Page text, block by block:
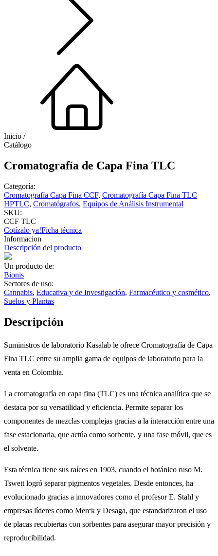
Inicio /
Catálogo
Cromatografía de Capa Fina TLC
Categoría:
Cromatografía Capa Fina CCF, Cromatografía Capa Fina TLC
HPTLC, Cromatógrafos, Equipos de Análisis Instrumental
SKU:
CCF TLC
Cotízalo ya!Ficha técnica
Informacion
Descripción del producto
Un producto de:
Bionis
Sectores de uso:
Cannabis, Educativa y de Investigación, Farmacéutico y cosmético,
Suelos y Plantas
Descripción
Suministros de laboratorio Kasalab le ofrece Cromatografía de Capa
Fina TLC entre su amplia gama de equipos de laboratorio para la
venta en Colombia.
La cromatografía en capa fina (TLC) es una técnica analítica que se
destaca por su versatilidad y eficiencia. Permite separar los
componentes de mezclas complejas gracias a la interacción entre una
fase estacionaria, que actúa como sorbente, y una fase móvil, que es
el solvente.
Esta técnica tiene sus raíces en 1903, cuando el botánico ruso M.
Tswett logró separar pigmentos vegetales. Desde entonces, ha
evolucionado gracias a innovadores como el profesor E. Stahl y
empresas líderes como Merck y Desaga, que estandarizaron el uso
de placas recubiertas con sorbentes para asegurar mayor precisión y
reproducibilidad.